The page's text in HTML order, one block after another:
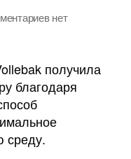
к
Vollebak
выпустил
окрашенную
нет
получила
благодаря
среду.